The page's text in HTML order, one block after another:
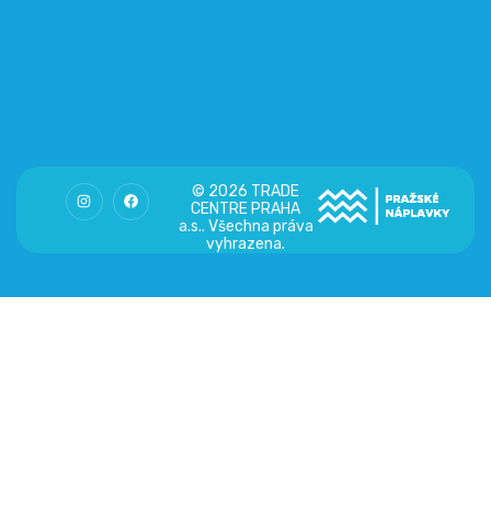
© 2026 TRADE
CENTRE PRAHA
a.s.. Všechna práva
vyhrazena.